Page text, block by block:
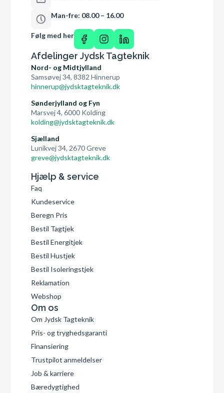
Man-fre: 08.00 – 16.00
Følg med her
Afdelinger Jydsk Tagteknik
Nord- og Midtjylland
Samsøvej 34, 8382 Hinnerup
hinnerup@jydsktagteknik.dk
Sønderjylland og Fyn
Marsvej 4, 6000 Kolding
kolding@jydsktagteknik.dk
Sjælland
Lunikvej 34, 2670 Greve
greve@jydsktagteknik.dk
Hjælp & service
Faq
Kundeservice
Beregn Pris
Bestil Tagtjek
Bestil Energitjek
Bestil Hustjek
Bestil Isoleringstjek
Reklamation
Webshop
Om os
Om Jydsk Tagteknik
Pris- og tryghedsgaranti
Finansiering
Trustpilot anmeldelser
Job & karriere
Bæredygtighed